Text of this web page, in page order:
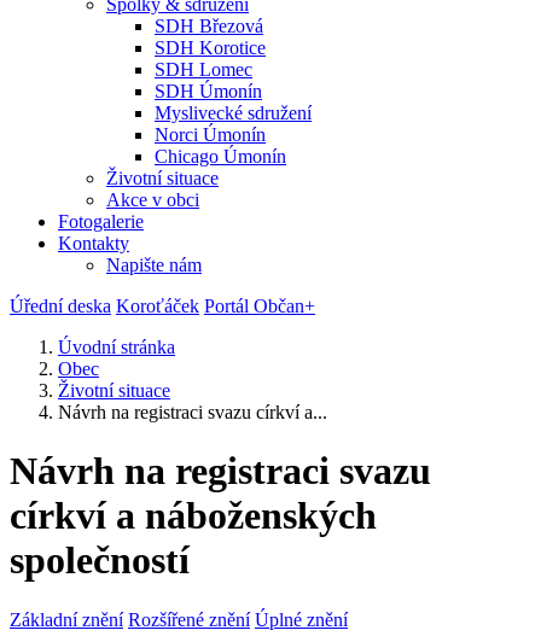
Spolky & sdružení
SDH Březová
SDH Korotice
SDH Lomec
SDH Úmonín
Myslivecké sdružení
Norci Úmonín
Chicago Úmonín
Životní situace
Akce v obci
Fotogalerie
Kontakty
Napište nám
Úřední deska Koroťáček Portál Občan+
Úvodní stránka
Obec
Životní situace
Návrh na registraci svazu církví a...
Návrh na registraci svazu
církví a náboženských
společností
Základní znění Rozšířené znění Úplné znění